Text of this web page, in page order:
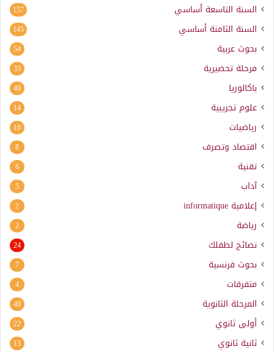
السنة التاسعة أساسي 157
السنة الثامنة أساسي 145
بحوث عربية 54
مرحلة تحضيرية 33
باكالوريا 49
علوم تجريبية 14
رياضيات 10
اقتصاد وتصرف 8
تقنية 6
آداب 5
إعلامية informatique
2
رياضة 2
نصائح لطفلك 24
بحوث فرنسية 7
متفرقات 4
المرحلة الثانوية 49
أولى ثانوي 22
ثانية ثانوي 13